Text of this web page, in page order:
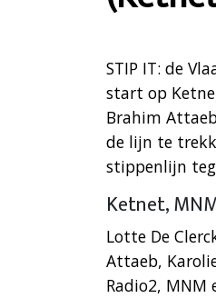
STIP IT: de
start op
Brahim
de lijn te
stippenlijn
Ketnet,
Lotte De
Attaeb,
Radio2,